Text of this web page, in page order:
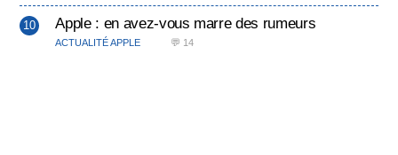
Apple : en avez-vous marre des rumeurs
ACTUALITÉ APPLE 💬 14